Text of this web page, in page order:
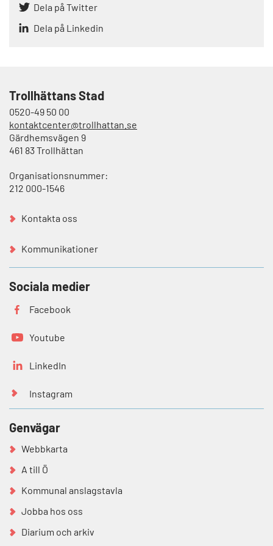
Dela på Twitter
Dela på Linkedin
Trollhättans Stad
0520-49 50 00
kontaktcenter@trollhattan.se
Gärdhemsvägen 9
461 83 Trollhättan
Organisationsnummer:
212 000-1546
Kontakta oss
Kommunikationer
Sociala medier
Facebook
Youtube
LinkedIn
Instagram
Genvägar
Webbkarta
A till Ö
Kommunal anslagstavla
Jobba hos oss
Diarium och arkiv